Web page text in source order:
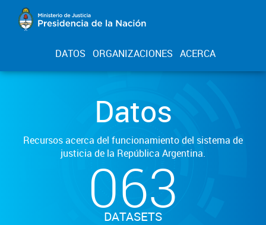
DATOS ORGANIZACIONES ACERCA
Datos
Recursos acerca del funcionamiento del sistema de
justicia de la República Argentina.
063
DATASETS